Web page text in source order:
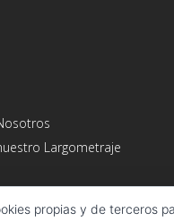
Largometraje
propias y de terceros